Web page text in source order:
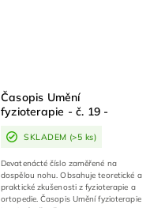
Časopis Umění
fyzioterapie - č. 19 -
SKLADEM (>5 ks)
Devatenácté číslo zaměřené na
dospělou nohu. Obsahuje teoretické a
praktické zkušenosti z fyzioterapie a
ortopedie. Časopis Umění fyzioterapie